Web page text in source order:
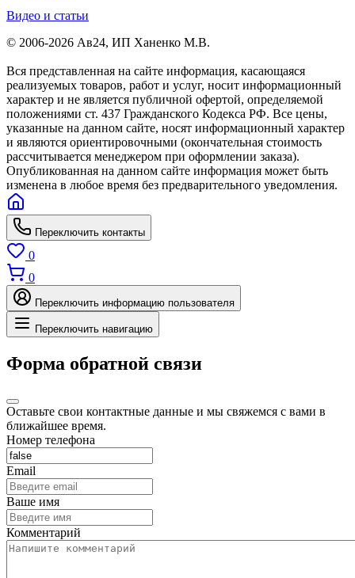
Видео и статьи
© 2006-2026 Ав24, ИП Ханенко М.В.
Вся представленная на сайте информация, касающаяся
реализуемых товаров, работ и услуг, носит информационный
характер и не является публичной офертой, определяемой
положениями ст. 437 Гражданского Кодекса РФ. Все цены,
указанные на данном сайте, носят информационный характер
и являются ориентировочными (окончательная стоимость
рассчитывается менеджером при оформлении заказа).
Опубликованная на данном сайте информация может быть
изменена в любое время без предварительного уведомления.
Переключить контакты
0
0
Переключить информацию пользователя
Переключить навигацию
Форма обратной связи
Оставьте свои контактные данные и мы свяжемся с вами в
ближайшее время.
Номер телефона
Email
Ваше имя
Комментарий